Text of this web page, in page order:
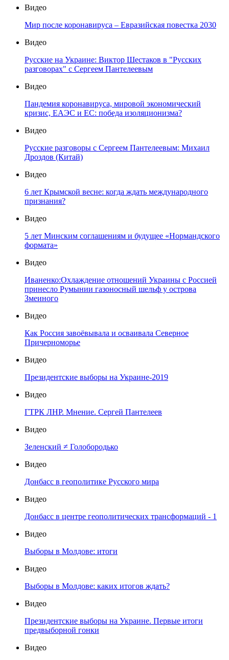
Видео
Мир после коронавируса – Евразийская повестка 2030
Видео
Русские на Украине: Виктор Шестаков в "Русских
разговорах" с Сергеем Пантелеевым
Видео
Пандемия коронавируса, мировой экономический
кризис, ЕАЭС и ЕС: победа изоляционизма?
Видео
Русские разговоры с Сергеем Пантелеевым: Михаил
Дроздов (Китай)
Видео
6 лет Крымской весне: когда ждать международного
признания?
Видео
5 лет Минским соглашениям и будущее «Нормандского
формата»
Видео
Иваненко:Охлаждение отношений Украины с Россией
принесло Румынии газоносный шельф у острова
Змеиного
Видео
Как Россия завоёвывала и осваивала Северное
Причерноморье
Видео
Президентские выборы на Украине-2019
Видео
ГТРК ЛНР. Мнение. Сергей Пантелеев
Видео
Зеленский ≠ Голобородько
Видео
Донбасс в геополитике Русского мира
Видео
Донбасс в центре геополитических трансформаций - 1
Видео
Выборы в Молдове: итоги
Видео
Выборы в Молдове: каких итогов ждать?
Видео
Президентские выборы на Украине. Первые итоги
предвыборной гонки
Видео